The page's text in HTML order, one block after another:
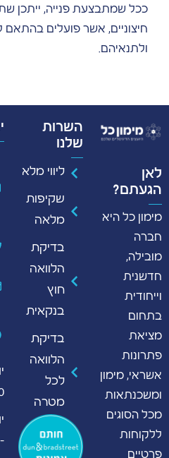
ככל שמתבצעת פנייה, ייתכן
חיצוניים, אשר פועלים
ולתנאיהם.
לאן
הגעתם?
מימון כל היא
חברה
מובילה,
חדשנית
וייחודית
בתחום
מציאת
פתרונות
אשראי, מימון
ומשכנתאות
מכל הסוגים
ללקוחות
השרות
שלנו
ליווי מלא
שקיפות
מלאה
בדיקת
הלוואה
חוץ
בנקאית
בדיקת
הלוואה
לכל
מטרה
- 17:00